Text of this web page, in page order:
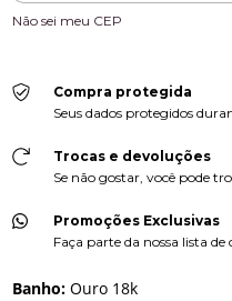
Não sei meu CEP
Compra protegida
Seus dados protegidos
Trocas e devoluções
Se não gostar, você pode
Promoções Exclusivas
Faça parte da nossa lista de
Banho: Ouro 18k